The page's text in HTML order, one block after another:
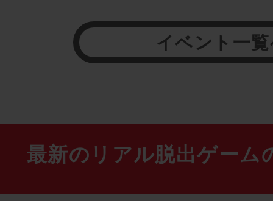
イベント一
最新のリアル脱出ゲーム